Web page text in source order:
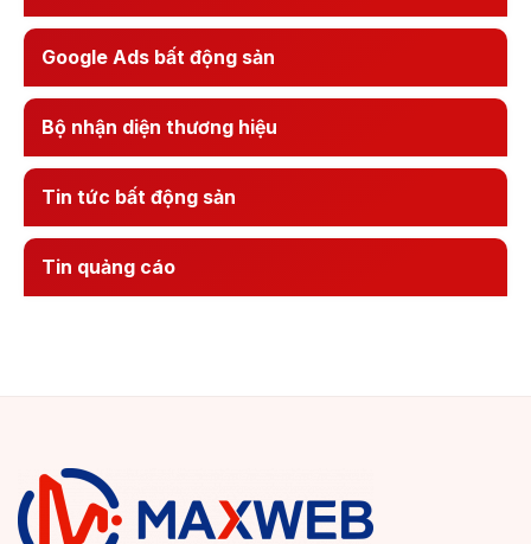
Google Ads bất động sản
Bộ nhận diện thương hiệu
Tin tức bất động sản
Tin quảng cáo